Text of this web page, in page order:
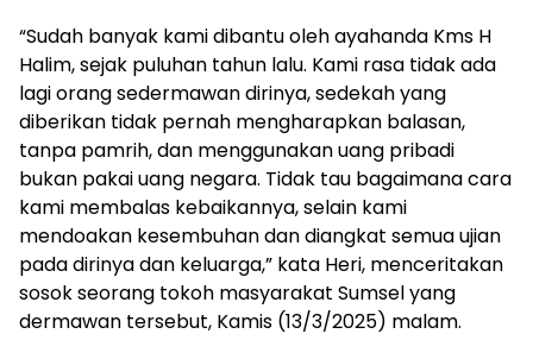
“Sudah banyak kami dibantu oleh ayahanda Kms H
Halim, sejak puluhan tahun lalu. Kami rasa tidak ada
lagi orang sedermawan dirinya, sedekah yang
diberikan tidak pernah mengharapkan balasan,
tanpa pamrih, dan menggunakan uang pribadi
bukan pakai uang negara. Tidak tau bagaimana cara
kami membalas kebaikannya, selain kami
mendoakan kesembuhan dan diangkat semua ujian
pada dirinya dan keluarga,” kata Heri, menceritakan
sosok seorang tokoh masyarakat Sumsel yang
dermawan tersebut, Kamis (13/3/2025) malam.